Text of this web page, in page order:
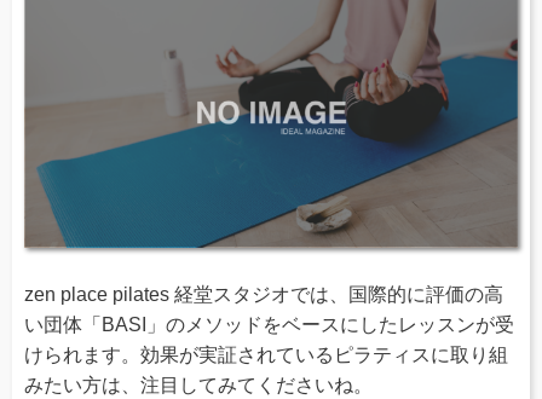
zen place pilates 経堂スタジオでは、国際的に評価の高
い団体「BASI」のメソッドをベースにしたレッスンが受
けられます。効果が実証されているピラティスに取り組
みたい方は、注目してみてくださいね。